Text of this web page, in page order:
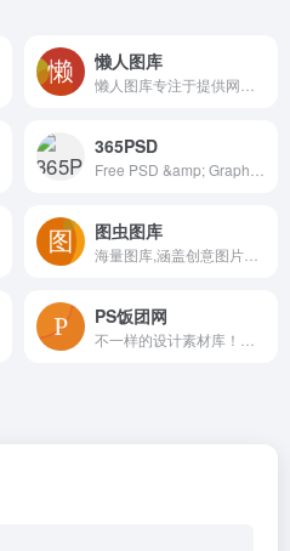
懒人图库
365PSD
图虫图库
PS饭团网